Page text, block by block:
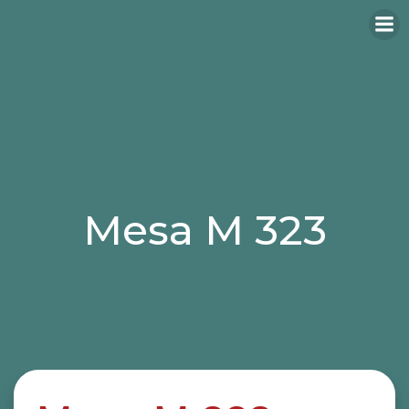
Mesa M 323